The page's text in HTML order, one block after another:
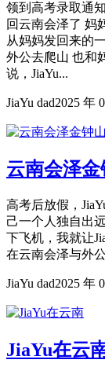
领到高考录取通
回云南会泽了 妈
从妈妈发回来的
外公去爬山 也和
说，JiaYu...
JiaYu dad2025 年
云南会泽
高考后放假，
己一个人独自出
下飞机，我就让
在云南会泽与外
JiaYu dad2025 年
JiaYu在云